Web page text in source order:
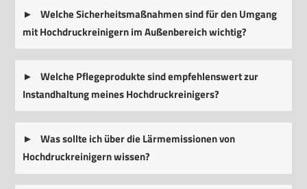
Welche Sicherheitsmaßnahmen sind für den Umgang
mit Hochdruckreinigern im Außenbereich wichtig?
Welche Pflegeprodukte sind empfehlenswert zur
Instandhaltung meines Hochdruckreinigers?
Was sollte ich über die Lärmemissionen von
Hochdruckreinigern wissen?